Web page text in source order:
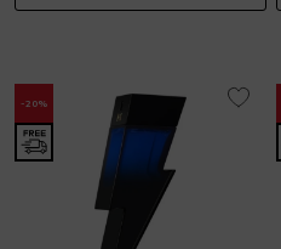
-20%